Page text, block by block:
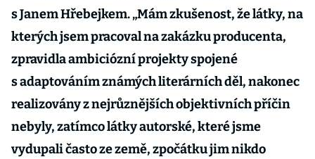
s Janem Hřebejkem. „Mám zkušenost, že látky, na
kterých jsem pracoval na zakázku producenta,
zpravidla ambiciózní projekty spojené
s adaptováním známých literárních děl, nakonec
realizovány z nejrůznějších objektivních příčin
nebyly, zatímco látky autorské, které jsme
vydupali často ze země, zpočátku jim nikdo